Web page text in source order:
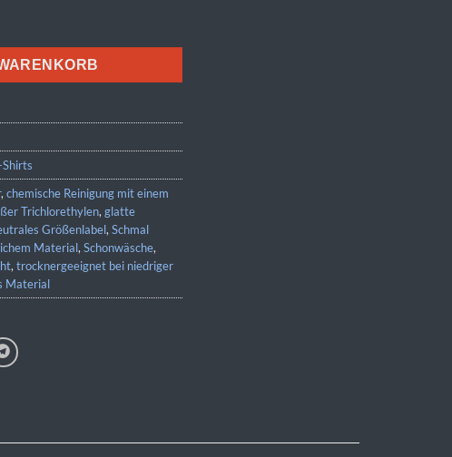
Shirts
,chemische Reinigung mit einem
Trichlorethylen,glatte
Größenlabel,Schmal
Material,Schonwäsche,
,trocknergeeignet bei niedriger
Material